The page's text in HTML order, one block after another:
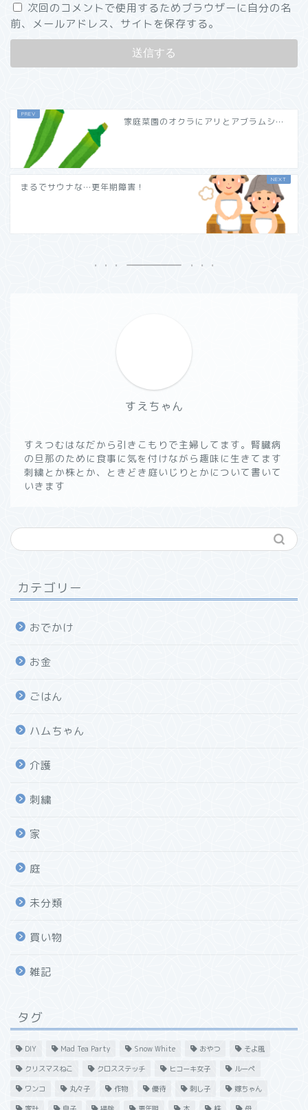
次回のコメントで使用するためブラウザーに自分の名
前、メールアドレス、サイトを保存する。
家庭菜園のオクラにアリとアブラムシ…
まるでサウナな…更年期障害！
すえちゃん
すえつむはなだから引きこもりで主婦してます。腎臓病
の旦那のために食事に気を付けながら趣味に生きてます
刺繍とか株とか、ときどき庭いじりとかについて書いて
いきます
カテゴリー
おでかけ
お金
ごはん
ハムちゃん
介護
刺繍
家
庭
未分類
買い物
雑記
タグ
DIY Mad Tea Party Snow White おやつ そよ風
クリスマスねこ クロスステッチ ヒコーキ女子 ルーペ
ワンコ 丸々子 作物 優待 刺し子 嫁ちゃん